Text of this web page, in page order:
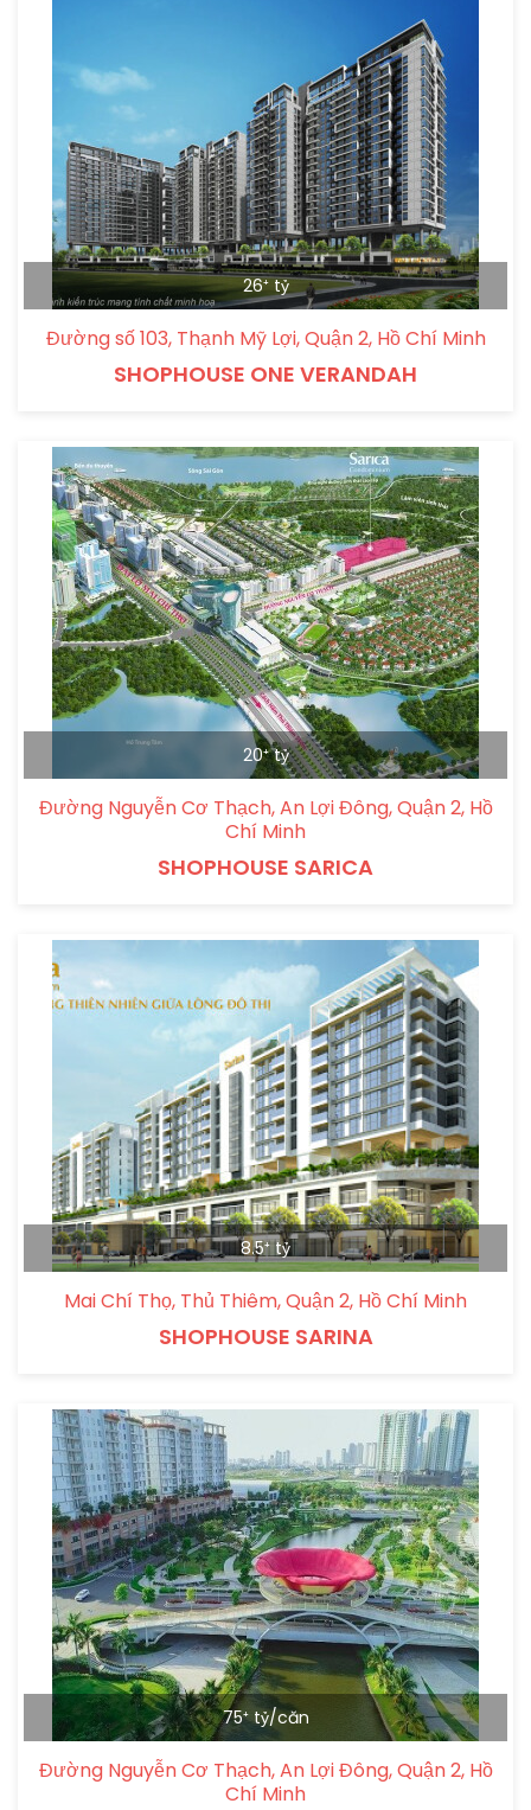
26⁺ tỷ
Đường số 103, Thạnh Mỹ Lợi, Quận 2, Hồ Chí Minh
SHOPHOUSE ONE VERANDAH
20⁺ tỷ
Đường Nguyễn Cơ Thạch, An Lợi Đông, Quận 2, Hồ
Chí Minh
SHOPHOUSE SARICA
8.5⁺ tỷ
Mai Chí Thọ, Thủ Thiêm, Quận 2, Hồ Chí Minh
SHOPHOUSE SARINA
75⁺ tỷ/căn
Đường Nguyễn Cơ Thạch, An Lợi Đông, Quận 2, Hồ
Chí Minh